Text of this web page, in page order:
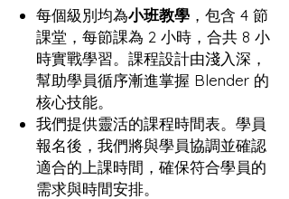
每個級別均為小班教學 ，包含 4 節
課堂，每節課為 2 小時，合共 8 小
時實戰學習。課程設計由淺入深，
幫助學員循序漸進掌握 Blender 的
核心技能。
我們提供靈活的課程時間表。學員
報名後，我們將與學員協調並確認
適合的上課時間，確保符合學員的
需求與時間安排。